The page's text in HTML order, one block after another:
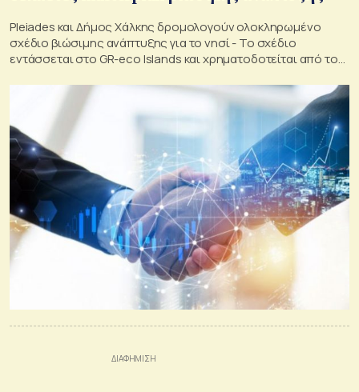
Pleiades και Δήμος Χάλκης δρομολογούν ολοκληρωμένο
σχέδιο βιώσιμης ανάπτυξης για το νησί - Το σχέδιο
εντάσσεται στο GR-eco Islands και χρηματοδοτείται από το